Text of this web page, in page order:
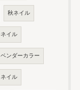
秋ネイル
イル
ベンダーカラー
イル